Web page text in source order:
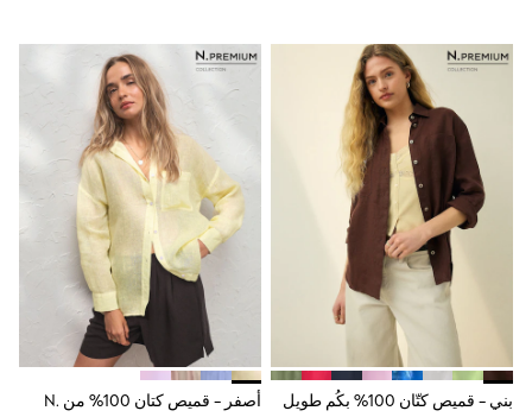
Shorts
Shirts
Polo Shirts
Sweatshirts & Jumpers
Coats & Jackets
Underwear
Socks
Multipacks
All Boys Sport & Swimwear
Trainers & Pumps
Swimwear
Shorts
Joggers
adidas
Nike
بني - قميص كتّان 100% بكُم طويل
أصفر - قميص كتان 100% من N.